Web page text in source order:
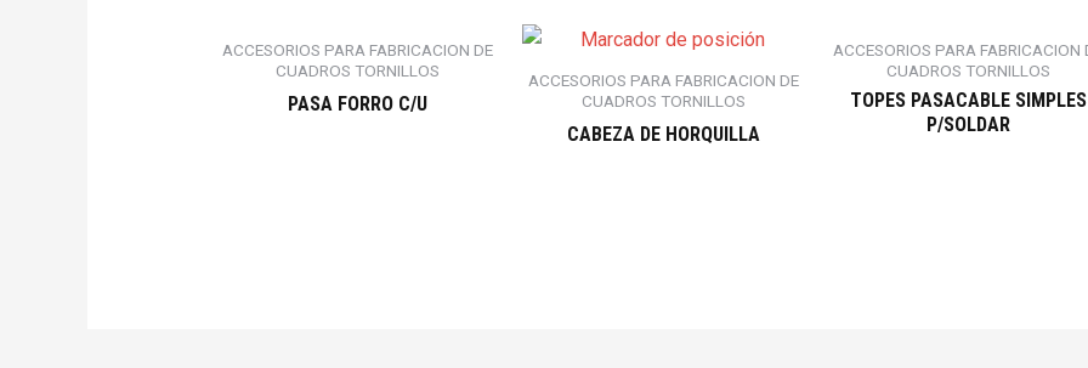
ACCESORIOS PARA FABRICACION DE
CUADROS TORNILLOS
PASA FORRO C/U
ACCESORIOS PARA FABRICACION DE
CUADROS TORNILLOS
CABEZA DE HORQUILLA
ACCESORIOS PARA FABRICACION
CUADROS TORNILLOS
TOPES PASACABLE SIMPLES
P/SOLDAR